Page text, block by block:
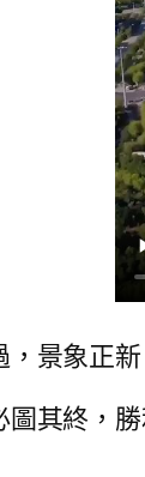
，景象正
圖其終，